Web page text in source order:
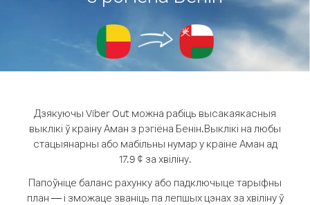
Дзякуючы Viber Out можна рабіць высакаякасныя
выклікі ў краіну Аман з рэгіёна Бенін.Выклікі на любы
стацыянарны або мабільны нумар у краіне Аман ад
17.9 ¢ за хвіліну.
Папоўніце баланс рахунку або падключыце тарыфны
план — і зможаце званіць па лепшых цэнах за хвіліну ў